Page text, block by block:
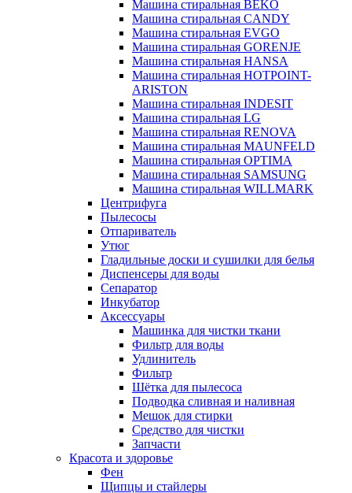
Машина стиральная BEKO
Машина стиральная CANDY
Машина стиральная EVGO
Машина стиральная GORENJE
Машина стиральная HANSA
Машина стиральная HOTPOINT-
ARISTON
Машина стиральная INDESIT
Машина стиральная LG
Машина стиральная RENOVA
Машина стиральная MAUNFELD
Машина стиральная OPTIMA
Машина стиральная SAMSUNG
Машина стиральная WILLMARK
Центрифуга
Пылесосы
Отпариватель
Утюг
Гладильные доски и сушилки для белья
Диспенсеры для воды
Сепаратор
Инкубатор
Аксессуары
Машинка для чистки ткани
Фильтр для воды
Удлинитель
Фильтр
Шётка для пылесоса
Подводка сливная и наливная
Мешок для стирки
Средство для чистки
Запчасти
Красота и здоровье
Фен
Щипцы и стайлеры